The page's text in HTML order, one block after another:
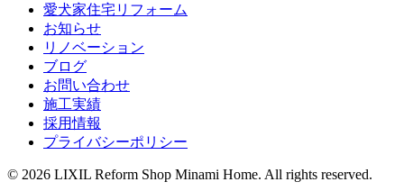
愛犬家住宅リフォーム
お知らせ
リノベーション
ブログ
お問い合わせ
施工実績
採用情報
プライバシーポリシー
© 2026 LIXIL Reform Shop Minami Home. All rights reserved.